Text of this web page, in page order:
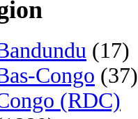
(17)
Congo (37)
(RDC)